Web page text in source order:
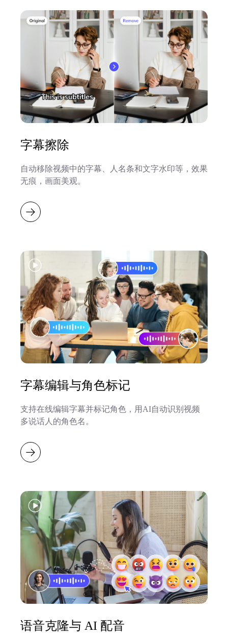
字幕擦除
自动移除视频中的字幕、人名条和文字水印等，效果
无痕，画面美观。
字幕编辑与角色标记
支持在线编辑字幕并标记角色，用AI自动识别视频
多说话人的角色名。
语音克隆与 AI 配音